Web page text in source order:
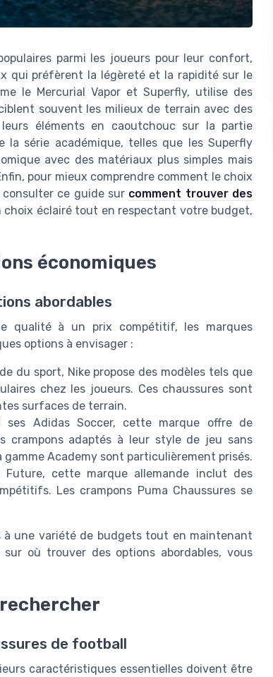
parmi les joueurs pour leur confort,
qui préfèrent la légèreté et la rapidité sur le
le Mercurial Vapor et Superfly, utilise des
souvent les milieux de terrain avec des
éléments en caoutchouc sur la partie
la série académique, telles que les Superfly
avec des matériaux plus simples mais
pour mieux comprendre comment le choix
ce guide sur comment trouver des
choix éclairé tout en respectant votre budget,
économiques
abordables
qualité à un prix compétitif, les marques
options à envisager :
du sport, Nike propose des modèles tels que
chez les joueurs. Ces chaussures sont
surfaces de terrain.
Adidas Soccer, cette marque offre de
crampons adaptés à leur style de jeu sans
Academy sont particulièrement prisés.
cette marque allemande inclut des
Les crampons Puma Chaussures se
une variété de budgets tout en maintenant
où trouver des options abordables, vous
de football
caractéristiques essentielles doivent être